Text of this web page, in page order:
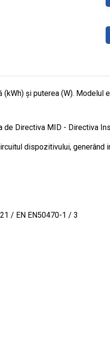
și puterea (W). Modelul
Directiva MID - Directiva
dispozitivului, generând
/ EN EN50470-1 / 3